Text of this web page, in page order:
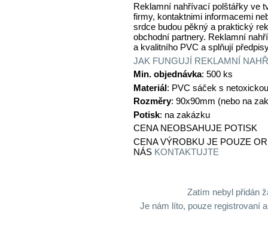
Reklamní nahřívací polštářky ve
firmy, kontaktnimi informacemi
srdce budou pěkný a praktický
obchodní partnery. Reklamní
a kvalitního PVC a splňují
JAK FUNGUJÍ REKLAMNÍ
Min. objednávka: 500 ks
Materiál: PVC sáček s
Rozměry: 90x90mm (nebo na
Potisk: na zakázku
CENA NEOBSAHUJE POTISK
CENA VÝROBKU JE POUZE
NÁS KONTAKTUJTE
Zatím nebyl přidán
Je nám líto, pouze registrovaní